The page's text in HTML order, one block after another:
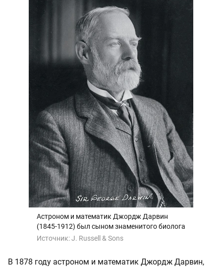
Астроном и математик Джордж Дарвин
(1845-1912) был сыном знаменитого биолога
Источник:J. Russell & Sons
В 1878 году астроном и математик Джордж Дарвин,